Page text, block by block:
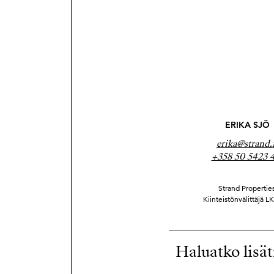
ERIKA SJÖ
+358 50 5423
Strand
Kiinteistönvälittäjä
Haluatko